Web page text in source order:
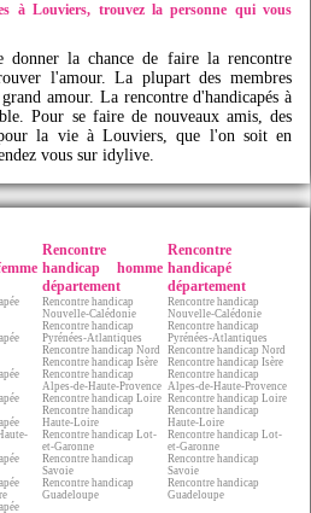
à Louviers, trouvez la personne qui vous
donner la chance de faire la rencontre
l'amour. La plupart des membres
amour. La rencontre d'handicapés à
Pour se faire de nouveaux amis, des
la vie à Louviers, que l'on soit en
vous sur idylive.
Rencontre
handicap homme
département
Rencontre handicap
Nouvelle-Calédonie
Rencontre handicap
Pyrénées-Atlantiques
Rencontre handicap Nord
Rencontre handicap Isère
Rencontre handicap
Alpes-de-Haute-Provence
Rencontre handicap Loire
Rencontre handicap
Haute-Loire
Rencontre handicap Lot-
et-Garonne
Rencontre handicap
Savoie
Rencontre handicap
Guadeloupe
Rencontre
handicapé
département
Rencontre handicap
Nouvelle-Calédonie
Rencontre handicap
Pyrénées-Atlantiques
Rencontre handicap Nord
Rencontre handicap Isère
Rencontre handicap
Alpes-de-Haute-Provence
Rencontre handicap Loire
Rencontre handicap
Haute-Loire
Rencontre handicap Lot-
et-Garonne
Rencontre handicap
Savoie
Rencontre handicap
Guadeloupe